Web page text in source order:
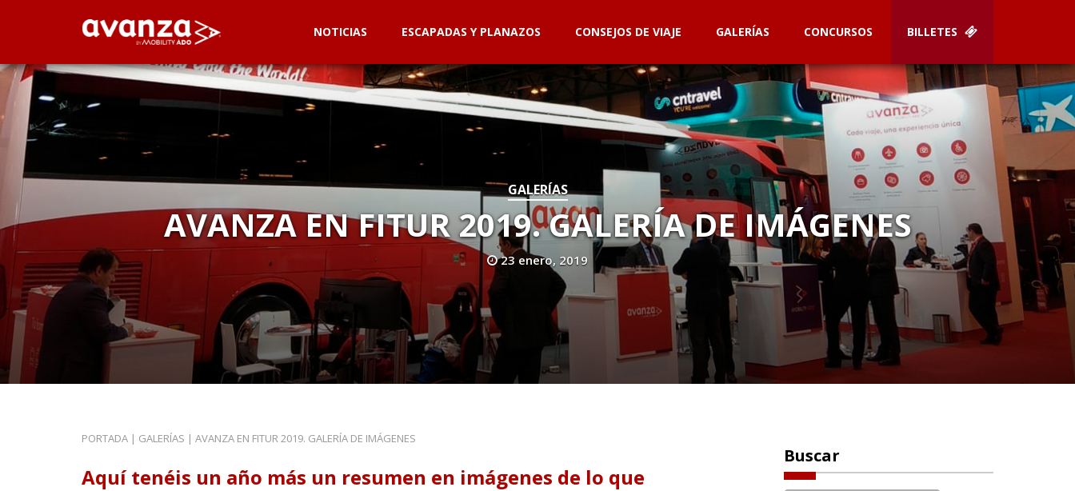
NOTICIAS ESCAPADAS Y PLANAZOS CONSEJOS DE VIAJE GALERÍAS CONCURSOS BILLETES
GALERÍAS
AVANZA EN FITUR 2019. GALERÍA DE IMÁGENES
23 enero, 2019
PORTADA | GALERÍAS | AVANZA EN FITUR 2019. GALERÍA DE IMÁGENES
Aquí tenéis un año más un resumen en imágenes de lo que
Buscar